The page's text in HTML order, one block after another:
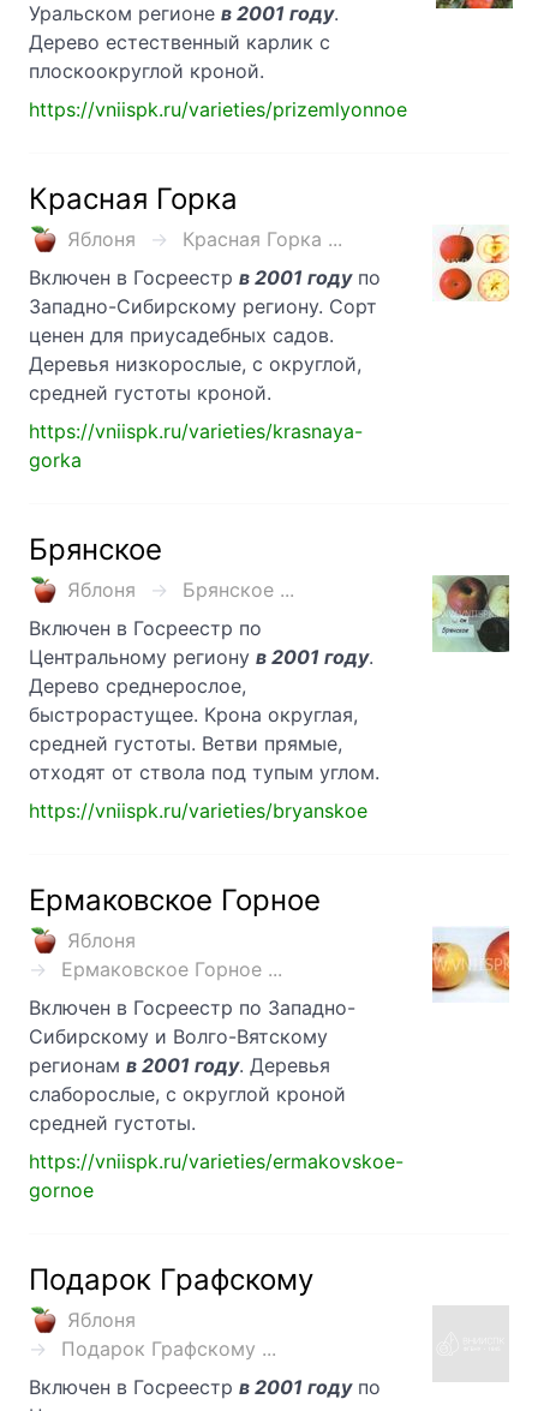
Уральском регионе в 2001 году.
Дерево естественный карлик с
плоскоокруглой кроной.
https://vniispk.ru/varieties/prizemlyonnoe
Красная Горка
Яблоня
Красная Горка ...
Включен в Госреестр в 2001 годупо
Западно-Сибирскому региону. Сорт
ценен для приусадебных садов.
Деревья низкорослые, с округлой,
средней густоты кроной.
https://vniispk.ru/varieties/krasnaya-
gorka
Брянское
Яблоня
Брянское ...
Включен в Госреестр по
Центральному региону в 2001 году.
Дерево среднерослое,
быстрорастущее. Крона округлая,
средней густоты. Ветви прямые,
отходят от ствола под тупым углом.
https://vniispk.ru/varieties/bryanskoe
Ермаковское Горное
Яблоня
Ермаковское Горное ...
Включен в Госреестр по Западно-
Сибирскому и Волго-Вятскому
регионам в 2001 году. Деревья
слаборослые, с округлой кроной
средней густоты.
https://vniispk.ru/varieties/ermakovskoe-
gornoe
Подарок Графскому
Яблоня
Подарок Графскому ...
Включен в Госреестр в 2001 годупо